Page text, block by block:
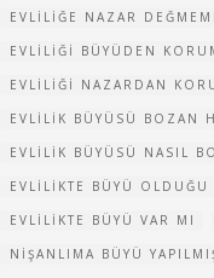
EVLILIĞE NAZAR
EVLILIĞI BÜYÜDEN
EVLILIĞI NAZARDAN
EVLILIK BÜYÜSÜ BOZAN
EVLILIK BÜYÜSÜ NASIL
EVLILIKTE BÜYÜ
EVLILIKTE BÜYÜ VAR MI
NIŞANLIMA BÜYÜ